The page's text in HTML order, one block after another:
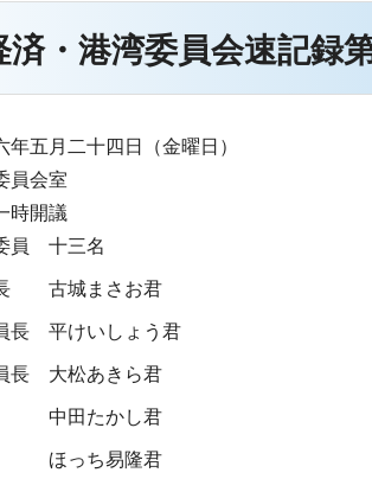
済・港湾委員会速記録
年五月二十四日（金曜日）
員会室
時開議
員 十三名
古城まさお君
長 平けいしょう君
長 大松あきら君
中田たかし君
ほっち易隆君